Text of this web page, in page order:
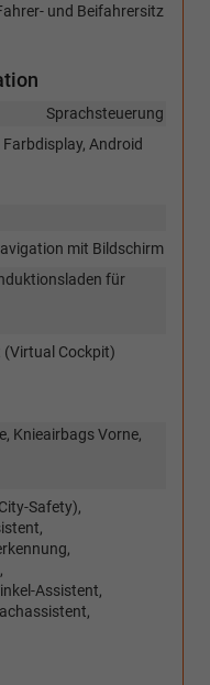
und Beifahrersitz
Sprachsteuerung
Android
mit Bildschirm
für
Cockpit)
Knieairbags Vorne,
Safety),
Assistent,